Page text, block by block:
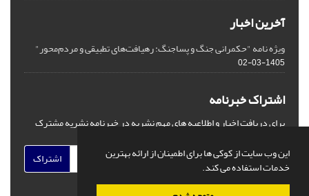
این وب سایت از کوکی ها برای اطمینان از ارائه بهترین
خدمات استفاده می کند.
آخرین اخبار
ویژه نامه "حکمرانی جنگ و پساجنگ: رهیافت‌های تطبیقی و مردم‌محور"
1405-03-02
اشتراک خبرنامه
برای دریافت اخبار و اطلاعیه های مهم نشریه در خبرنامه نشریه مشترک
اشتراک